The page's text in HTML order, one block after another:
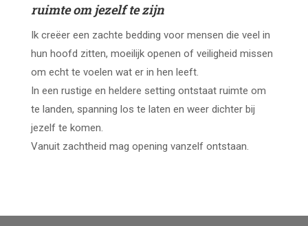
ruimte om jezelf te zijn
Ik creëer een zachte bedding voor mensen die veel in
hun hoofd zitten, moeilijk openen of veiligheid missen
om echt te voelen wat er in hen leeft.
In een rustige en heldere setting ontstaat ruimte om
te landen, spanning los te laten en weer dichter bij
jezelf te komen.
Vanuit zachtheid mag opening vanzelf ontstaan.